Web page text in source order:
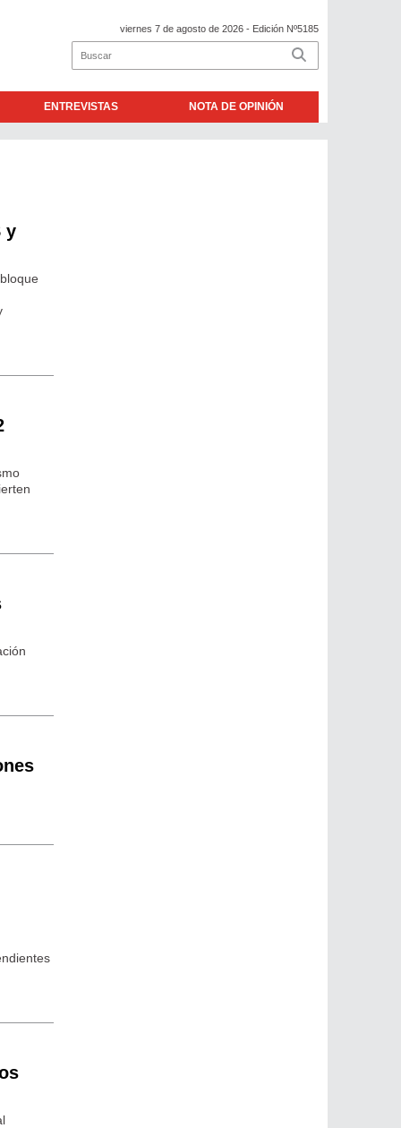
viernes 7 de agosto de 2026 - Edición Nº5185
ENTREVISTAS NOTA DE OPINIÓN
y